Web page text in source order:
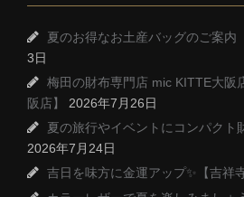
夏のお得なお土産バッグのご案内
3日
梅田の財布専門店 mic KITTE大阪
阪店】
2026年7月26日
夏の旅行やイベントにコンパクト
2026年7月24日
吉日を味方に金運アップ✨【吉祥寺